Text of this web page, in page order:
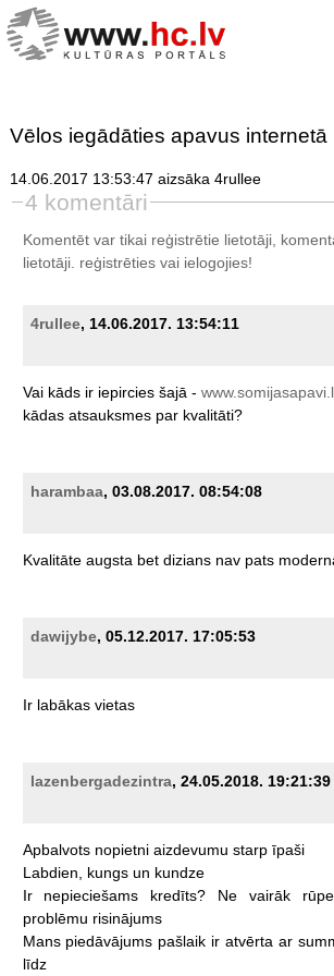
Vēlos iegādāties apavus internetā
14.06.2017 13:53:47 aizsāka 4rullee
4 komentāri
Komentēt var tikai reģistrētie lietotāji,
lietotāji. reģistrētiesvai ielogojies!
4rullee, 14.06.2017. 13:54:11
Vai kāds ir iepircies šajā -
kādas atsauksmes par kvalitāti?
harambaa, 03.08.2017. 08:54:08
Kvalitāte augsta bet dizians nav pats
dawijybe, 05.12.2017. 17:05:53
Ir labākas vietas
lazenbergadezintra, 24.05.2018. 19:21:39
Apbalvots nopietni aizdevumu starp īpaši
Labdien,
kungs un kundze
Ir
nepieciešams kredīts? Ne vairāk
problēmu risinājums
Mans piedāvājums pašlaik ir atvērta ar
līdz